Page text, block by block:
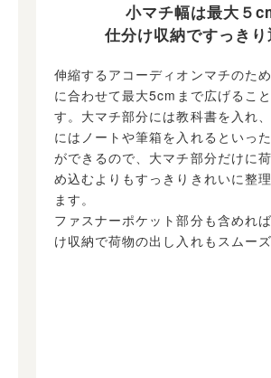
小マチ幅は最大５
仕分け収納ですっきり
伸縮するアコーディオンマチのた
に合わせて最大5cmまで広げるこ
す。大マチ部分には教科書を入れ
にはノートや筆箱を入れるといっ
ができるので、大マチ部分だけに
め込むよりもすっきりきれいに整
ます。
ファスナーポケット部分も含めれ
け収納で荷物の出し入れもスムーズ